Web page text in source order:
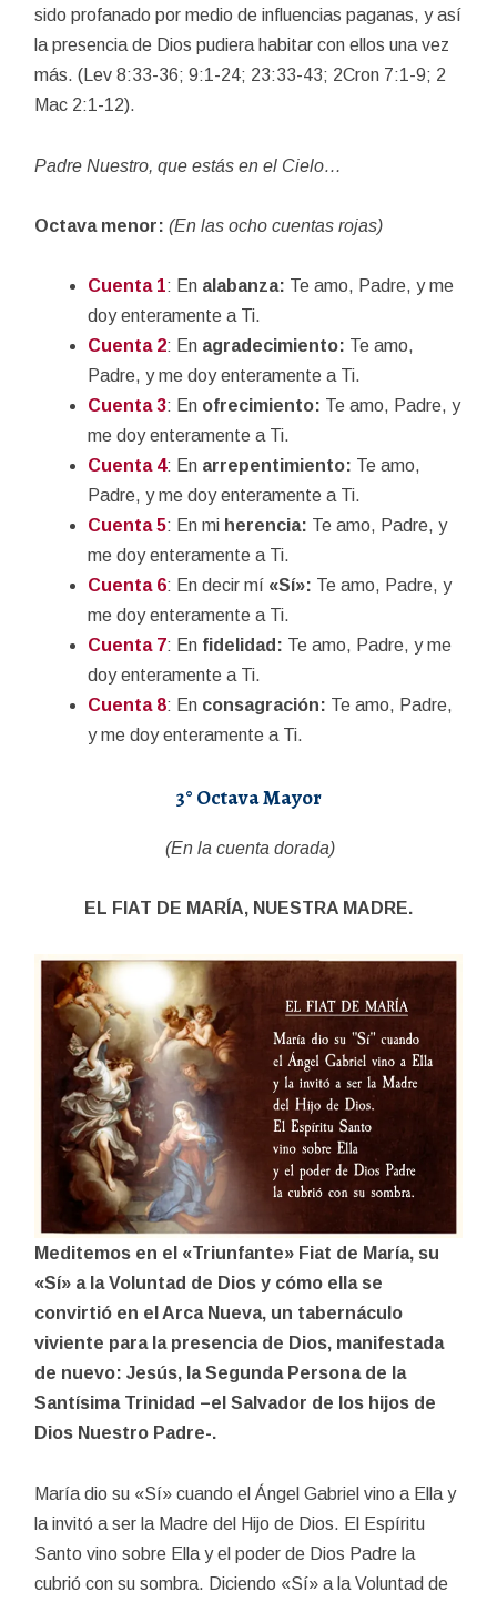
sido profanado por medio de influencias paganas, y así
la presencia de Dios pudiera habitar con ellos una vez
más. (Lev 8:33-36; 9:1-24; 23:33-43; 2Cron 7:1-9; 2
Mac 2:1-12).
Padre Nuestro, que estás en el Cielo…
Octava menor: (En las ocho cuentas rojas)
Cuenta 1: En alabanza: Te amo, Padre, y me
doy enteramente a Ti.
Cuenta 2: En agradecimiento: Te amo,
Padre, y me doy enteramente a Ti.
Cuenta 3: En ofrecimiento: Te amo, Padre, y
me doy enteramente a Ti.
Cuenta 4: En arrepentimiento: Te amo,
Padre, y me doy enteramente a Ti.
Cuenta 5: En mi herencia: Te amo, Padre, y
me doy enteramente a Ti.
Cuenta 6: En decir mí «Sí»: Te amo, Padre, y
me doy enteramente a Ti.
Cuenta 7: En fidelidad: Te amo, Padre, y me
doy enteramente a Ti.
Cuenta 8: En consagración: Te amo, Padre,
y me doy enteramente a Ti.
3° Octava Mayor
(En la cuenta dorada)
EL FIAT DE MARÍA, NUESTRA MADRE.
Meditemos en el «Triunfante» Fiat de María, su
«Sí» a la Voluntad de Dios y cómo ella se
convirtió en el Arca Nueva, un tabernáculo
viviente para la presencia de Dios, manifestada
de nuevo: Jesús, la Segunda Persona de la
Santísima Trinidad –el Salvador de los hijos de
Dios Nuestro Padre-.
María dio su «Sí» cuando el Ángel Gabriel vino a Ella y
la invitó a ser la Madre del Hijo de Dios. El Espíritu
Santo vino sobre Ella y el poder de Dios Padre la
cubrió con su sombra. Diciendo «Sí» a la Voluntad de